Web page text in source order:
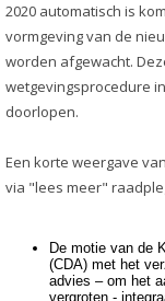
2020 automatisch is
vormgeving van de
worden afgewacht.
wetgevingsprocedure
doorlopen.
Een korte weergave
via "lees meer"
De motie van de
(CDA) met het
advies – om het
vergroten -